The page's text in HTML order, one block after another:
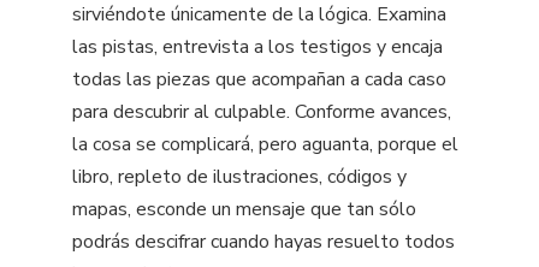
sirviéndote únicamente de la lógica. Examina
las pistas, entrevista a los testigos y encaja
todas las piezas que acompañan a cada caso
para descubrir al culpable. Conforme avances,
la cosa se complicará, pero aguanta, porque el
libro, repleto de ilustraciones, códigos y
mapas, esconde un mensaje que tan sólo
podrás descifrar cuando hayas resuelto todos